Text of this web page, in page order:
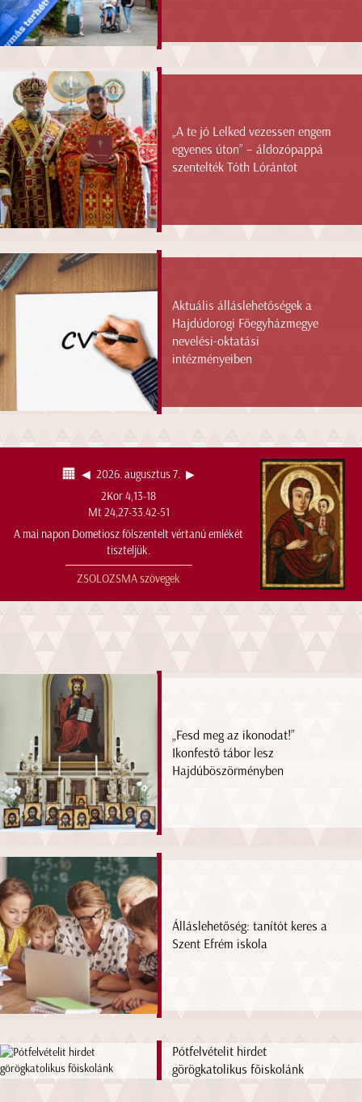
„A te jó Lelked vezessen engem
egyenes úton” – áldozópappá
szentelték Tóth Lórántot
Aktuális álláslehetőségek a
Hajdúdorogi Főegyházmegye
nevelési-oktatási
intézményeiben
◀︎ 2026. augusztus 7. ▶︎
2Kor 4,13-18
Mt 24,27-33.42-51
A mai napon Dometiosz fölszentelt vértanú emlékét
tiszteljük.
ZSOLOZSMA szövegek
„Fesd meg az ikonodat!”
Ikonfestő tábor lesz
Hajdúböszörményben
Álláslehetőség: tanítót keres a
Szent Efrém iskola
Pótfelvételit hirdet
görögkatolikus főiskolánk